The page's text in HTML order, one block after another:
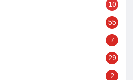
10
55
7
29
2